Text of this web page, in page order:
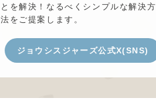
とを解決！なるべくシンプルな解決方
法をご提案します。
ジョウシスジャーズ公式X(SNS)